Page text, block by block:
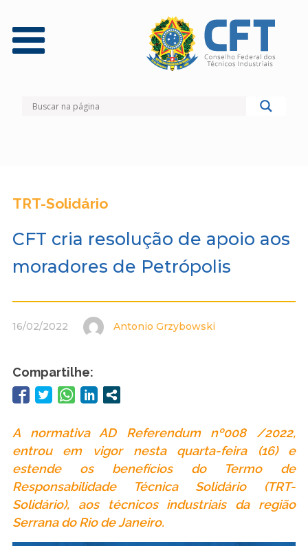
TRT-Solidário
CFT cria resolução de apoio aos
moradores de Petrópolis
16/02/2022 Antonio Grzybowski
Compartilhe:
A normativa AD Referendum nº008 /2022,
entrou em vigor nesta quarta-feira (16) e
estende os benefícios do Termo de
Responsabilidade Técnica Solidário (TRT-
Solidário), aos técnicos industriais da região
Serrana do Rio de Janeiro.